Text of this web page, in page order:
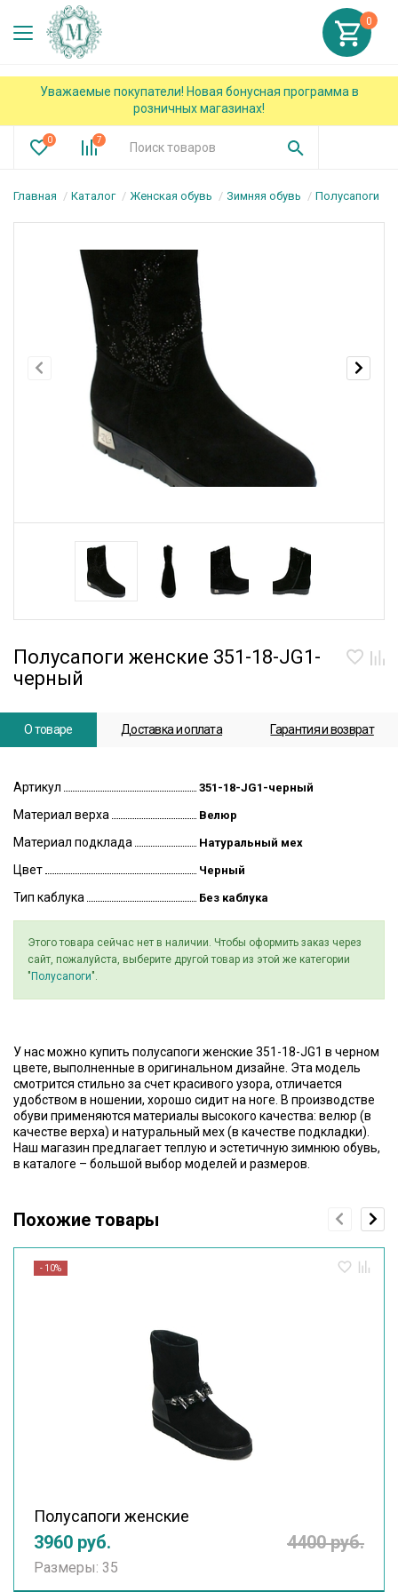
Уважаемые покупатели! Новая бонусная программа в
розничных магазинах!
0 7
0
Главная Каталог Женская обувь Зимняя обувь Полусапоги
Полусапоги женские 351-18-JG1-
черный
О товаре Доставка и оплата Гарантия и возврат
Артикул 351-18-JG1-черный
Материал верха Велюр
Материал подклада Натуральный мех
Цвет Черный
Тип каблука Без каблука
Этого товара сейчас нет в наличии. Чтобы оформить заказ через
сайт, пожалуйста, выберите другой товар из этой же категории
" Полусапоги".
У нас можно купить полусапоги женские 351-18-JG1 в черном
цвете, выполненные в оригинальном дизайне. Эта модель
смотрится стильно за счет красивого узора, отличается
удобством в ношении, хорошо сидит на ноге. В производстве
обуви применяются материалы высокого качества: велюр (в
качестве верха) и натуральный мех (в качестве подкладки).
Наш магазин предлагает теплую и эстетичную зимнюю обувь,
в каталоге – большой выбор моделей и размеров.
Похожие товары
- 10%
Полусапоги женские
3960 руб. 4400 руб.
Размеры: 35